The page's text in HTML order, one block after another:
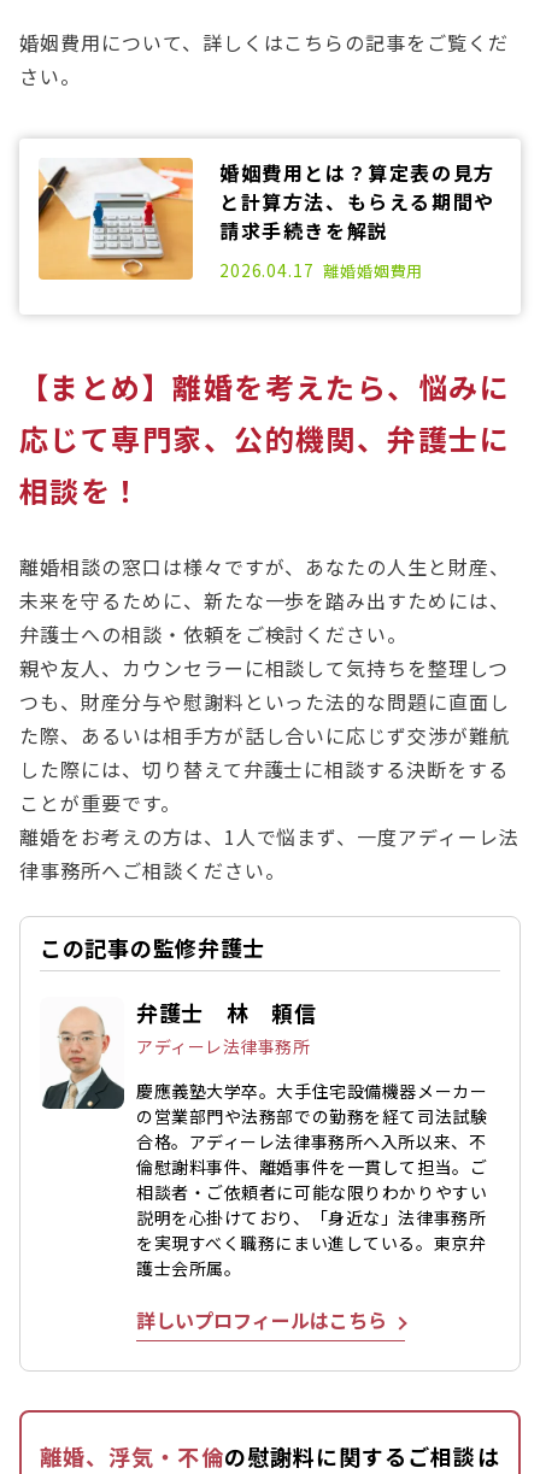
婚姻費用について、詳しくはこちらの記事をご覧くだ
さい。
婚姻費用とは？算定表の見方
と計算方法、もらえる期間や
請求手続きを解説
2025.01.17
2026.04.17 離婚婚姻費用
【まとめ】離婚を考えたら、悩みに
応じて専門家、公的機関、弁護士に
相談を！
離婚相談の窓口は様々ですが、あなたの人生と財産、
未来を守るために、新たな一歩を踏み出すためには、
弁護士への相談・依頼をご検討ください。
親や友人、カウンセラーに相談して気持ちを整理しつ
つも、財産分与や慰謝料といった法的な問題に直面し
た際、あるいは相手方が話し合いに応じず交渉が難航
した際には、切り替えて弁護士に相談する決断をする
ことが重要です。
離婚をお考えの方は、1人で悩まず、一度アディーレ法
律事務所へご相談ください。
この記事の監修弁護士
弁護士 林 頼信
アディーレ法律事務所
慶應義塾大学卒。大手住宅設備機器メーカー
の営業部門や法務部での勤務を経て司法試験
合格。アディーレ法律事務所へ入所以来、不
倫慰謝料事件、離婚事件を一貫して担当。ご
相談者・ご依頼者に可能な限りわかりやすい
説明を心掛けており、「身近な」法律事務所
を実現すべく職務にまい進している。東京弁
護士会所属。
詳しいプロフィールはこちら
離婚、浮気・不倫の慰謝料に関するご相談は